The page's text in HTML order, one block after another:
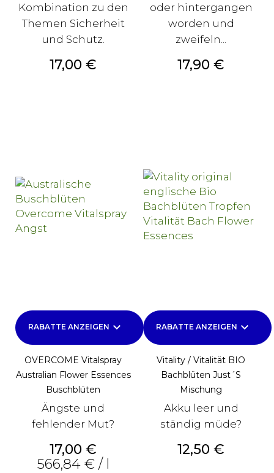
Kombination zu den
Themen Sicherheit
und Schutz.
Preis
17,00 €
oder hintergangen
worden und
zweifeln...
Preis
17,90 €
RABATTE ANZEIGEN keyboard_arrow_down
OVERCOME Vitalspray
Australian Flower Essences
Buschblüten
Ängste und
fehlender Mut?
Preis
17,00 €
566,84 € / l
RABATTE ANZEIGEN keyboard_arrow_down
Vitality / Vitalität BIO
Bachblüten Just´s
Mischung
Akku leer und
ständig müde?
Preis
12,50 €